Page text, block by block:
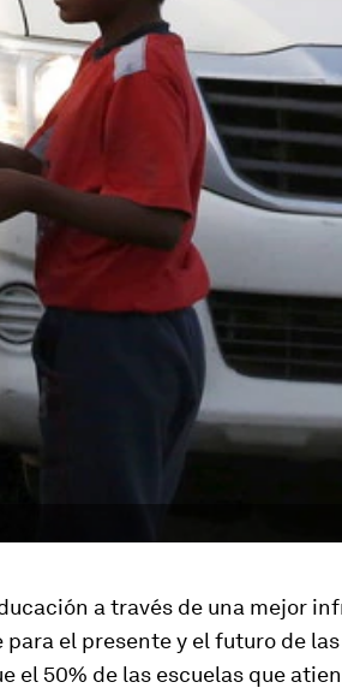
a través de una mejor
el presente y el futuro de
el 50% de las escuelas que